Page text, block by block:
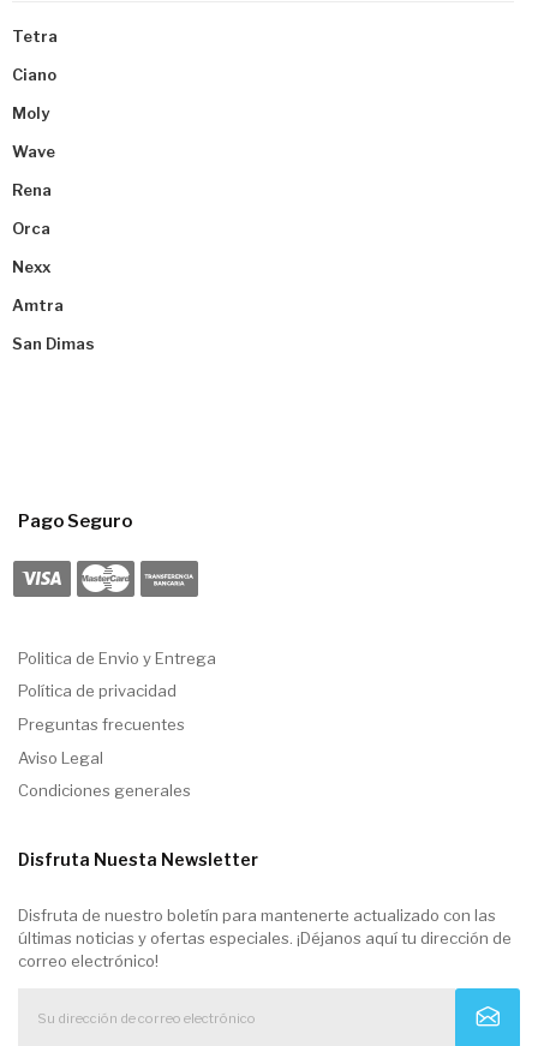
Tetra
Ciano
Moly
Wave
Rena
Orca
Nexx
Amtra
San Dimas
Pago Seguro
Politica de Envio y Entrega
Política de privacidad
Preguntas frecuentes
Aviso Legal
Condiciones generales
Disfruta Nuesta Newsletter
Disfruta de nuestro boletín para mantenerte actualizado con las
últimas noticias y ofertas especiales. ¡Déjanos aquí tu dirección de
correo electrónico!